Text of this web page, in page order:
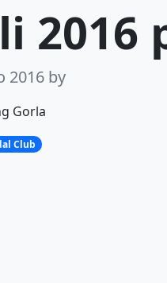
2016
2016 by
Gorla
Club